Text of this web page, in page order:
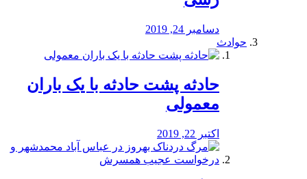
دسامبر 24, 2019
حوادث
️حادثه پشت حادثه با یک باران
معمولی
اکتبر 22, 2019